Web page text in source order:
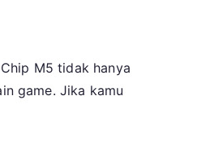
M5 tidak hanya
game. Jika kamu